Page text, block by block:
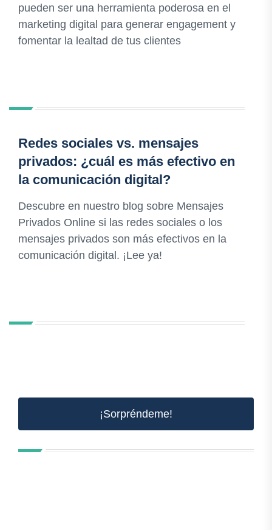
pueden ser una herramienta poderosa en el
marketing digital para generar engagement y
fomentar la lealtad de tus clientes
Redes sociales vs. mensajes
privados: ¿cuál es más efectivo en
la comunicación digital?
Descubre en nuestro blog sobre Mensajes
Privados Online si las redes sociales o los
mensajes privados son más efectivos en la
comunicación digital. ¡Lee ya!
¡Sorpréndeme!